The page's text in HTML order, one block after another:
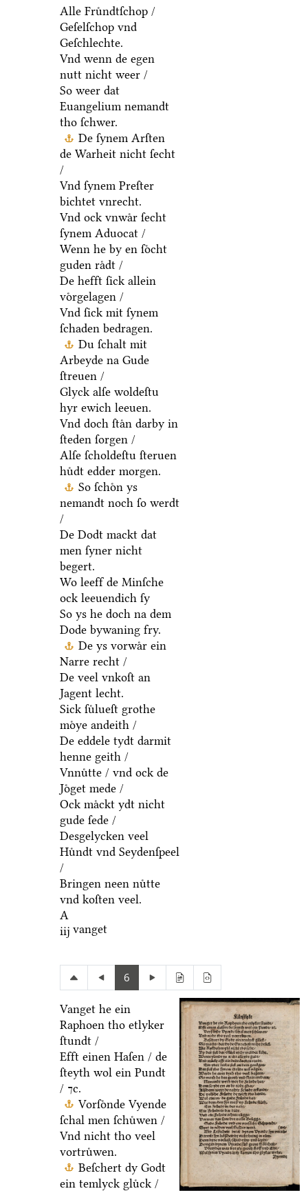
Alle Fruͤndtſchop /
Geſelſchop vnd
Geſchlechte.
Vnd wenn de egen
nutt nicht weer /
So weer dat
Euangelium nemandt
tho ſchwer.
De ſynem Arſten
de Warheit nicht ſecht
/
Vnd ſynem Preſter
bichtet vnrecht.
Vnd ock vnwaͤr ſecht
ſynem Aduocat /
Wenn he by en ſoͤcht
guden raͤdt /
De hefft ſick allein
voͤrgelagen /
Vnd ſick mit ſynem
ſchaden bedragen.
Du ſchalt mit
Arbeyde na Gude
ſtreuen /
Glyck alſe woldeſtu
hyr ewich leeuen.
Vnd doch ſtaͤn darby in
ſteden ſorgen /
Alſe ſcholdeſtu ſteruen
huͤdt edder morgen.
So ſchoͤn ys
nemandt noch ſo werdt
/
De Dodt mackt dat
men ſyner nicht
begert.
Wo leeff de Minſche
ock leeuendich ſy
So ys he doch na dem
Dode bywaning fry.
De ys vorwaͤr ein
Narre recht /
De veel vnkoſt an
Jagent lecht.
Sick ſuͤlueſt grothe
moͤye andeith /
De eddele tydt darmit
henne geith /
Vnnuͤtte / vnd ock de
Joͤget mede /
Ock maͤckt ydt nicht
gude ſede /
Desgelycken veel
Huͤndt vnd Seydenſpeel
/
Bringen neen nuͤtte
vnd koſten veel.
A
iij vanget
6
Vanget he ein
Raphoen tho etlyker
ſtundt /
Efft einen Haſen / de
ſteyth wol ein Pundt
/ ⁊c.
Vorſoͤnde Vyende
ſchal men ſchuͤwen /
Vnd nicht tho veel
vortruͤwen.
Beſchert dy Godt
ein temlyck gluͤck /